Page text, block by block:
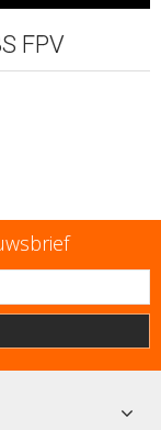
FPV